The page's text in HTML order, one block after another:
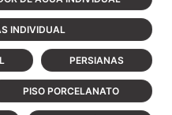
INDIVIDUAL
PERSIANAS
PISO PORCELANATO